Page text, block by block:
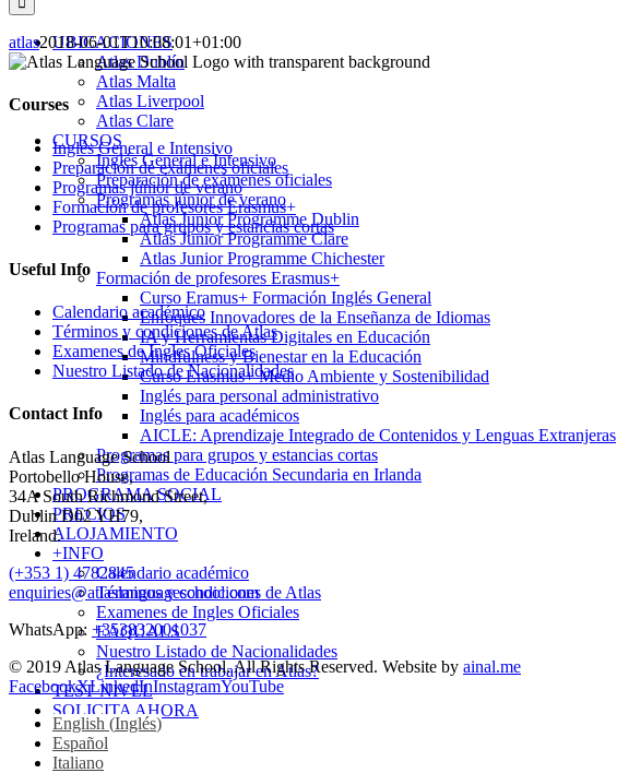
UBICACIONES
Atlas Dublín
Atlas Malta
Atlas Liverpool
Atlas Clare
CURSOS
Inglés General e Intensivo
Preparación de exámenes oficiales
Programas júnior de verano
Atlas Junior Programme Dublin
Atlas Junior Programme Clare
Atlas Junior Programme Chichester
Formación de profesores Erasmus+
Curso Eramus+ Formación Inglés General
Enfoques Innovadores de la Enseñanza de Idiomas
IA y Herramientas Digitales en Educación
Mindfulness y Bienestar en la Educación
Curso Erasmus+ Medio Ambiente y Sostenibilidad
Inglés para personal administrativo
Inglés para académicos
AICLE: Aprendizaje Integrado de Contenidos y Lenguas Extranjeras
Programas para grupos y estancias cortas
Programas de Educación Secundaria en Irlanda
PROGRAMA SOCIAL
PRECIOS
ALOJAMIENTO
+INFO
Calendario académico
Términos y condiciones de Atlas
Examenes de Ingles Oficiales
EAQUALS
Nuestro Listado de Nacionalidades
¿Interesado en trabajar en Atlas?
TEST NIVEL
SOLICITA AHORA
atlas2018-06-01T10:08:01+01:00
Courses
Inglés General e Intensivo
Preparación de exámenes oficiales
Programas júnior de verano
Formación de profesores Erasmus+
Programas para grupos y estancias cortas
Useful Info
Calendario académico
Términos y condiciones de Atlas
Examenes de Ingles Oficiales
Nuestro Listado de Nacionalidades
Contact Info
Atlas Language School
Portobello House,
34A South Richmond Street,
Dublin D02 YH79,
Ireland.
(+353 1) 4782845
enquiries@atlaslanguageschool.com
WhatsApp: +353832001037
© 2019 Atlas Language School. All Rights Reserved. Website by ainal.me
FacebookXLinkedInInstagramYouTube
English (Inglés)
Español
Italiano